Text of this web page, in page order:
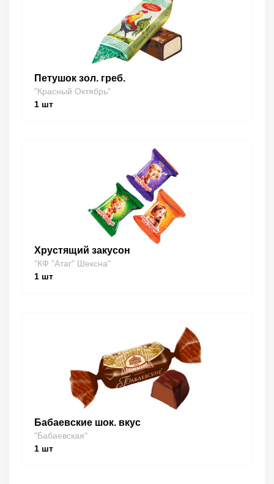
Петушок зол. греб.
"Красный Октябрь"
1 шт
Хрустящий закусон
"КФ "Атаг" Шексна"
1 шт
Бабаевские шок. вкус
"Бабаевская"
1 шт